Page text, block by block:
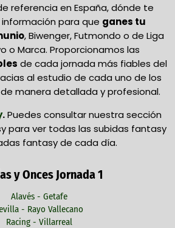
referencia en España, dónde te
para que ganes tu
, Biwenger, Futmondo o de Liga
o Marca. Proporcionamos las
de cada jornada más fiables del
al estudio de cada uno de los
manera detallada y profesional.
.Puedes consultar nuestra sección
para ver todas las subidas fantasy
fantasy de cada día.
y Onces Jornada 1
Alavés - Getafe
- Rayo Vallecano
Racing - Villarreal